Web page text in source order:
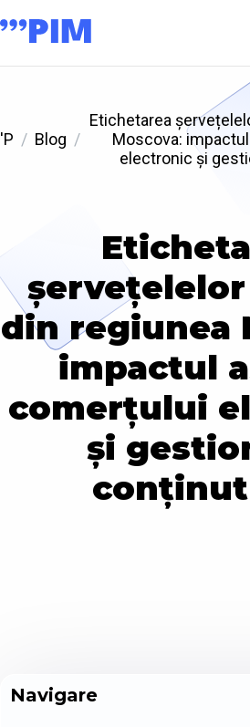
'P Blog
Etichetarea
Moscova:
electronic și
din regiunea
impactul
comerțului
și
Navigare